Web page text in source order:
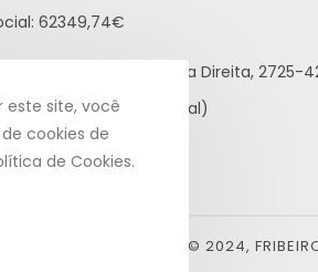
62349,74€
Raúl Brandão, 12 - Loja Direita, 2725-
65 43 (rede fixa nacional)
© 2024,
este site, você
cookies de
de Cookies.